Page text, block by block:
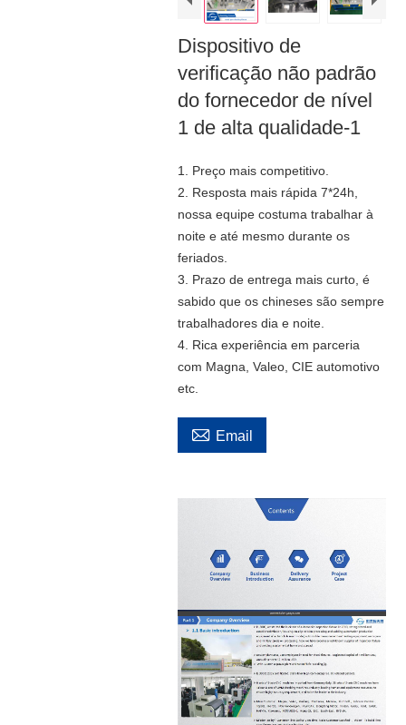
Dispositivo de
verificação não padrão
do fornecedor de nível
1 de alta qualidade-1
1. Preço mais competitivo.
2. Resposta mais rápida 7*24h,
nossa equipe costuma trabalhar à
noite e até mesmo durante os
feriados.
3. Prazo de entrega mais curto, é
sabido que os chineses são sempre
trabalhadores dia e noite.
4. Rica experiência em parceria
com Magna, Valeo, CIE automotivo
etc.
 Email